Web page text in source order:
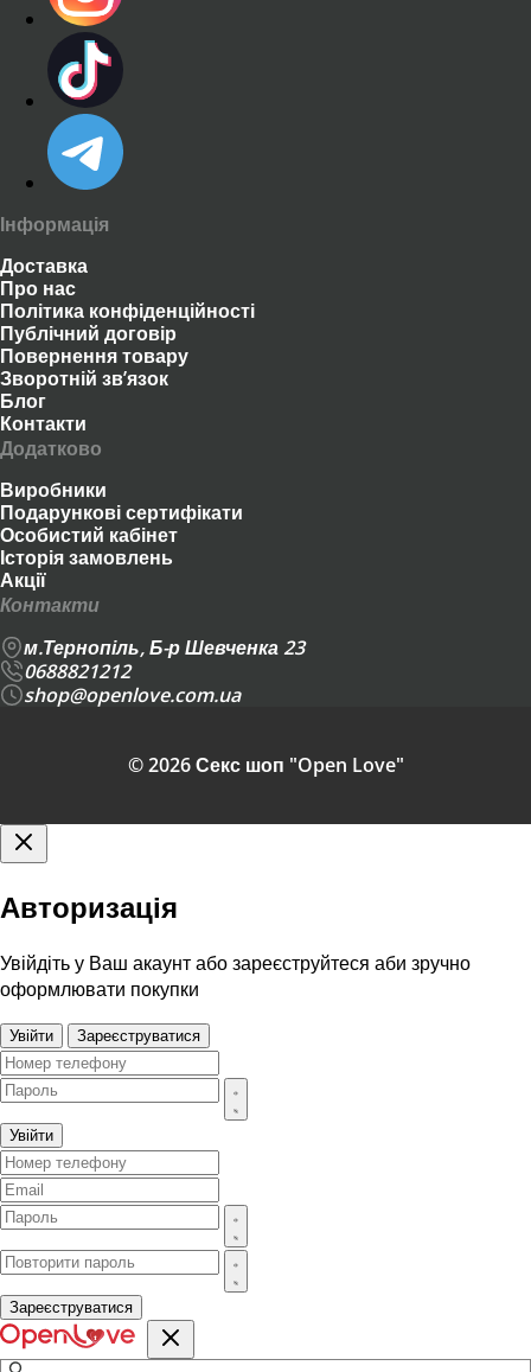
Інформація
Доставка
Про нас
Політика конфіденційності
Публічний договір
Повернення товару
Зворотній зв’язок
Блог
Контакти
Додатково
Виробники
Подарункові сертифікати
Особистий кабінет
Історія замовлень
Акції
Контакти
м.Тернопіль, Б-р Шевченка 23
0688821212
shop@openlove.com.ua
© 2026 Секс шоп "Open Love"
Авторизація
Увійдіть у Ваш акаунт або зареєструйтеся аби зручно
оформлювати покупки
Увійти Зареєструватися
Увійти
Зареєструватися